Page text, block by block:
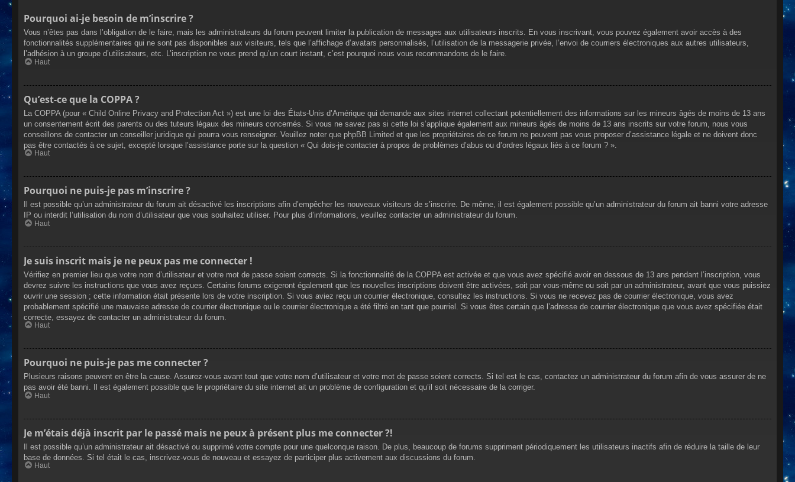
Pourquoi ai-je besoin de m’inscrire ?
Vous n’êtes pas dans l’obligation de le faire, mais les administrateurs du forum peuvent limiter la publication de messages aux utilisateurs inscrits. En vous inscrivant, vous pouvez également avoir accès à des
fonctionnalités supplémentaires qui ne sont pas disponibles aux visiteurs, tels que l’affichage d’avatars personnalisés, l’utilisation de la messagerie privée, l’envoi de courriers électroniques aux autres utilisateurs,
l’adhésion à un groupe d’utilisateurs, etc. L’inscription ne vous prend qu’un court instant, c’est pourquoi nous vous recommandons de le faire.
Haut
Qu’est-ce que la COPPA ?
La COPPA (pour « Child Online Privacy and Protection Act ») est une loi des États-Unis d’Amérique qui demande aux sites internet collectant potentiellement des informations sur les mineurs âgés de moins de 13 ans
un consentement écrit des parents ou des tuteurs légaux des mineurs concernés. Si vous ne savez pas si cette loi s’applique également aux mineurs âgés de moins de 13 ans inscrits sur votre forum, nous vous
conseillons de contacter un conseiller juridique qui pourra vous renseigner. Veuillez noter que phpBB Limited et que les propriétaires de ce forum ne peuvent pas vous proposer d’assistance légale et ne doivent donc
pas être contactés à ce sujet, excepté lorsque l’assistance porte sur la question « Qui dois-je contacter à propos de problèmes d’abus ou d’ordres légaux liés à ce forum ? ».
Haut
Pourquoi ne puis-je pas m’inscrire ?
Il est possible qu’un administrateur du forum ait désactivé les inscriptions afin d’empêcher les nouveaux visiteurs de s’inscrire. De même, il est également possible qu’un administrateur du forum ait banni votre adresse
IP ou interdit l’utilisation du nom d’utilisateur que vous souhaitez utiliser. Pour plus d’informations, veuillez contacter un administrateur du forum.
Haut
Je suis inscrit mais je ne peux pas me connecter !
Vérifiez en premier lieu que votre nom d’utilisateur et votre mot de passe soient corrects. Si la fonctionnalité de la COPPA est activée et que vous avez spécifié avoir en dessous de 13 ans pendant l’inscription, vous
devrez suivre les instructions que vous avez reçues. Certains forums exigeront également que les nouvelles inscriptions doivent être activées, soit par vous-même ou soit par un administrateur, avant que vous puissiez
ouvrir une session ; cette information était présente lors de votre inscription. Si vous aviez reçu un courrier électronique, consultez les instructions. Si vous ne recevez pas de courrier électronique, vous avez
probablement spécifié une mauvaise adresse de courrier électronique ou le courrier électronique a été filtré en tant que pourriel. Si vous êtes certain que l’adresse de courrier électronique que vous avez spécifiée était
correcte, essayez de contacter un administrateur du forum.
Haut
Pourquoi ne puis-je pas me connecter ?
Plusieurs raisons peuvent en être la cause. Assurez-vous avant tout que votre nom d’utilisateur et votre mot de passe soient corrects. Si tel est le cas, contactez un administrateur du forum afin de vous assurer de ne
pas avoir été banni. Il est également possible que le propriétaire du site internet ait un problème de configuration et qu’il soit nécessaire de la corriger.
Haut
Je m’étais déjà inscrit par le passé mais ne peux à présent plus me connecter ?!
Il est possible qu’un administrateur ait désactivé ou supprimé votre compte pour une quelconque raison. De plus, beaucoup de forums suppriment périodiquement les utilisateurs inactifs afin de réduire la taille de leur
base de données. Si tel était le cas, inscrivez-vous de nouveau et essayez de participer plus activement aux discussions du forum.
Haut